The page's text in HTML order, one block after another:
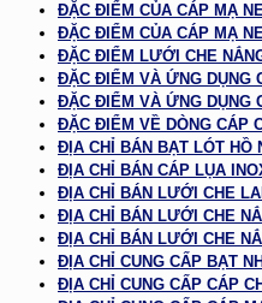
ĐẶC ĐIỂM CỦA CÁP MẠ
ĐẶC ĐIỂM CỦA CÁP MẠ
ĐẶC ĐIỂM LƯỚI CHE
ĐẶC ĐIỂM VÀ ỨNG DỤNG
ĐẶC ĐIỂM VÀ ỨNG DỤNG
ĐẶC ĐIỂM VỀ DÒNG CÁP
ĐỊA CHỈ BÁN BẠT LÓT HỒ
ĐỊA CHỈ BÁN CÁP LỤA
ĐỊA CHỈ BÁN LƯỚI CHE
ĐỊA CHỈ BÁN LƯỚI CHE
ĐỊA CHỈ BÁN LƯỚI CHE
ĐỊA CHỈ CUNG CẤP BẠT
ĐỊA CHỈ CUNG CẤP CÁP